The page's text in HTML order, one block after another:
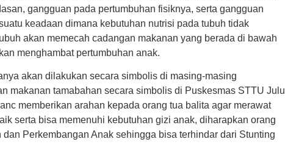
gangguan pada pertumbuhan fisiknya, serta gangguan
keadaan dimana kebutuhan nutrisi pada tubuh tidak
akan memecah cadangan makanan yang berada di bawah
menghambat pertumbuhan anak.
akan dilakukan secara simbolis di masing-masing
makanan tamabahan secara simbolis di Puskesmas STTU Julu
memberikan arahan kepada orang tua balita agar merawat
serta bisa memenuhi kebutuhan gizi anak, diharapkan orang
Perkembangan Anak sehingga bisa terhindar dari Stunting